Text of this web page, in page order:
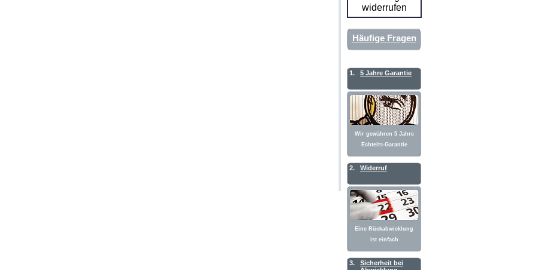
widerrufen
Häufige Fragen
1. 5 Jahre Garantie
Wir gewähren 5 Jahre
Echteits-Garantie
2. Widerruf
Eine Rückabwicklung
ist einfach
3.
Sicherheit bei